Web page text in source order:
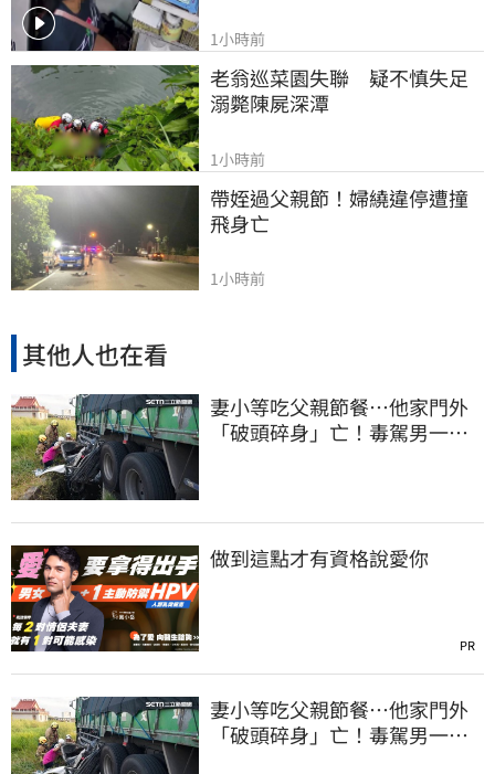
1小時前
老翁巡菜園失聯　疑不慎失足
溺斃陳屍深潭
1小時前
帶姪過父親節！婦繞違停遭撞
飛身亡
1小時前
其他人也在看
妻小等吃父親節餐⋯他家門外
「破頭碎身」亡！毒駕男一路
做到這點才有資格說愛你
PR
妻小等吃父親節餐⋯他家門外
「破頭碎身」亡！毒駕男一路